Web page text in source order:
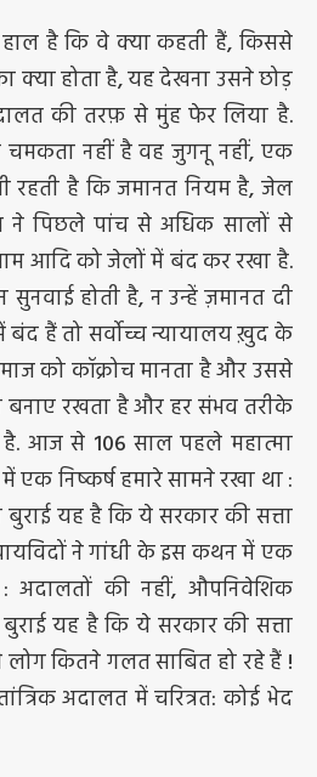
है कि वे क्या कहती हैं, किससे
होता है, यह देखना उसने छोड़
की तरफ़ से मुंह फेर लिया है.
नहीं है वह जुगनू नहीं, एक
रहती है कि जमानत नियम है, जेल
ने पिछले पांच से अधिक सालों से
आदि को जेलों में बंद कर रखा है.
होती है, न उन्हें ज़मानत दी
हैं तो सर्वोच्च न्यायालय ख़ुद के
को कॉक्रोच मानता है और उससे
बनाए रखता है और हर संभव तरीके
आज से 106 साल पहले महात्मा
एक निष्कर्ष हमारे सामने रखा था :
यह है कि ये सरकार की सत्ता
ने गांधी के इस कथन में एक
अदालतों की नहीं, औपनिवेशिक
यह है कि ये सरकार की सत्ता
कितने गलत साबित हो रहे हैं !
अदालत में चरित्रत: कोई भेद